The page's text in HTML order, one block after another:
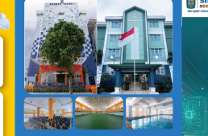
apa saja yang sudah
yang menarik dan lain
adalah mendapatkan